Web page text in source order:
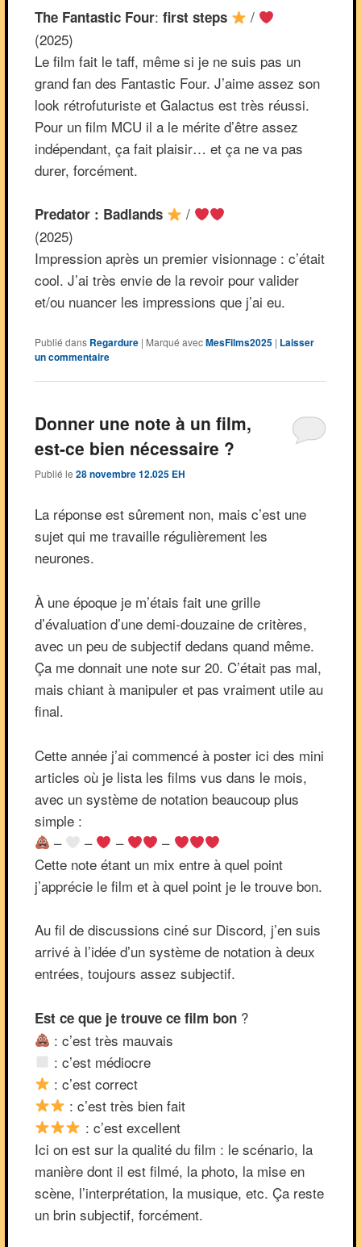
The Fantastic Four: first steps
/
(2025)
Le film fait le taff, même si je ne suis pas un
grand fan des Fantastic Four. J’aime assez son
look rétrofuturiste et Galactus est très réussi.
Pour un film MCU il a le mérite d’être assez
indépendant, ça fait plaisir… et ça ne va pas
durer, forcément.
Predator : Badlands
/
(2025)
Impression après un premier visionnage : c’était
cool. J’ai très envie de la revoir pour valider
et/ou nuancer les impressions que j’ai eu.
Publié dans Regardure | Marqué avec MesFilms2025 | Laisser
un commentaire
Donner une note à un film,
est-ce bien nécessaire ?
Publié le 28 novembre 12.025 EH
La réponse est sûrement non, mais c’est une
sujet qui me travaille régulièrement les
neurones.
À une époque je m’étais fait une grille
d’évaluation d’une demi-douzaine de critères,
avec un peu de subjectif dedans quand même.
Ça me donnait une note sur 20. C’était pas mal,
mais chiant à manipuler et pas vraiment utile au
final.
Cette année j’ai commencé à poster ici des mini
articles où je lista les films vus dans le mois,
avec un système de notation beaucoup plus
simple :
–
– –
–
Cette note étant un mix entre à quel point
j’apprécie le film et à quel point je le trouve bon.
Au fil de discussions ciné sur Discord, j’en suis
arrivé à l’idée d’un système de notation à deux
entrées, toujours assez subjectif.
Est ce que je trouve ce film bon?
: c’est très mauvais
: c’est médiocre
: c’est correct
: c’est très bien fait
: c’est excellent
Ici on est sur la qualité du film : le scénario, la
manière dont il est filmé, la photo, la mise en
scène, l’interprétation, la musique, etc. Ça reste
un brin subjectif, forcément.